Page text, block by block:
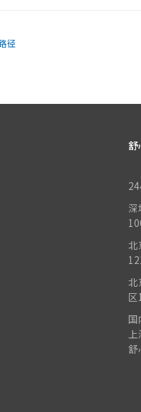
径
舒
北
北
国